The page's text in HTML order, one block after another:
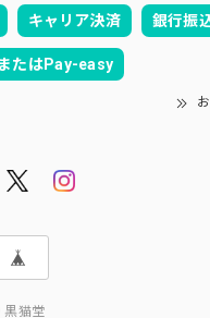
キャリア決済 銀行振
たはPay-easy
黒猫堂